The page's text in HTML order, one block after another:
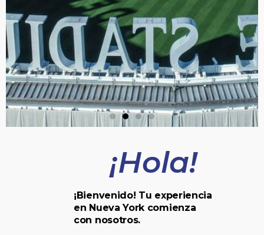
¡Hola!
¡Bienvenido! Tu experiencia
en Nueva York comienza
con nosotros.